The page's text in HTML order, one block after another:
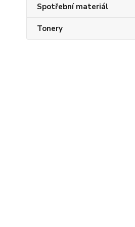
Spotřební materiál
Tonery